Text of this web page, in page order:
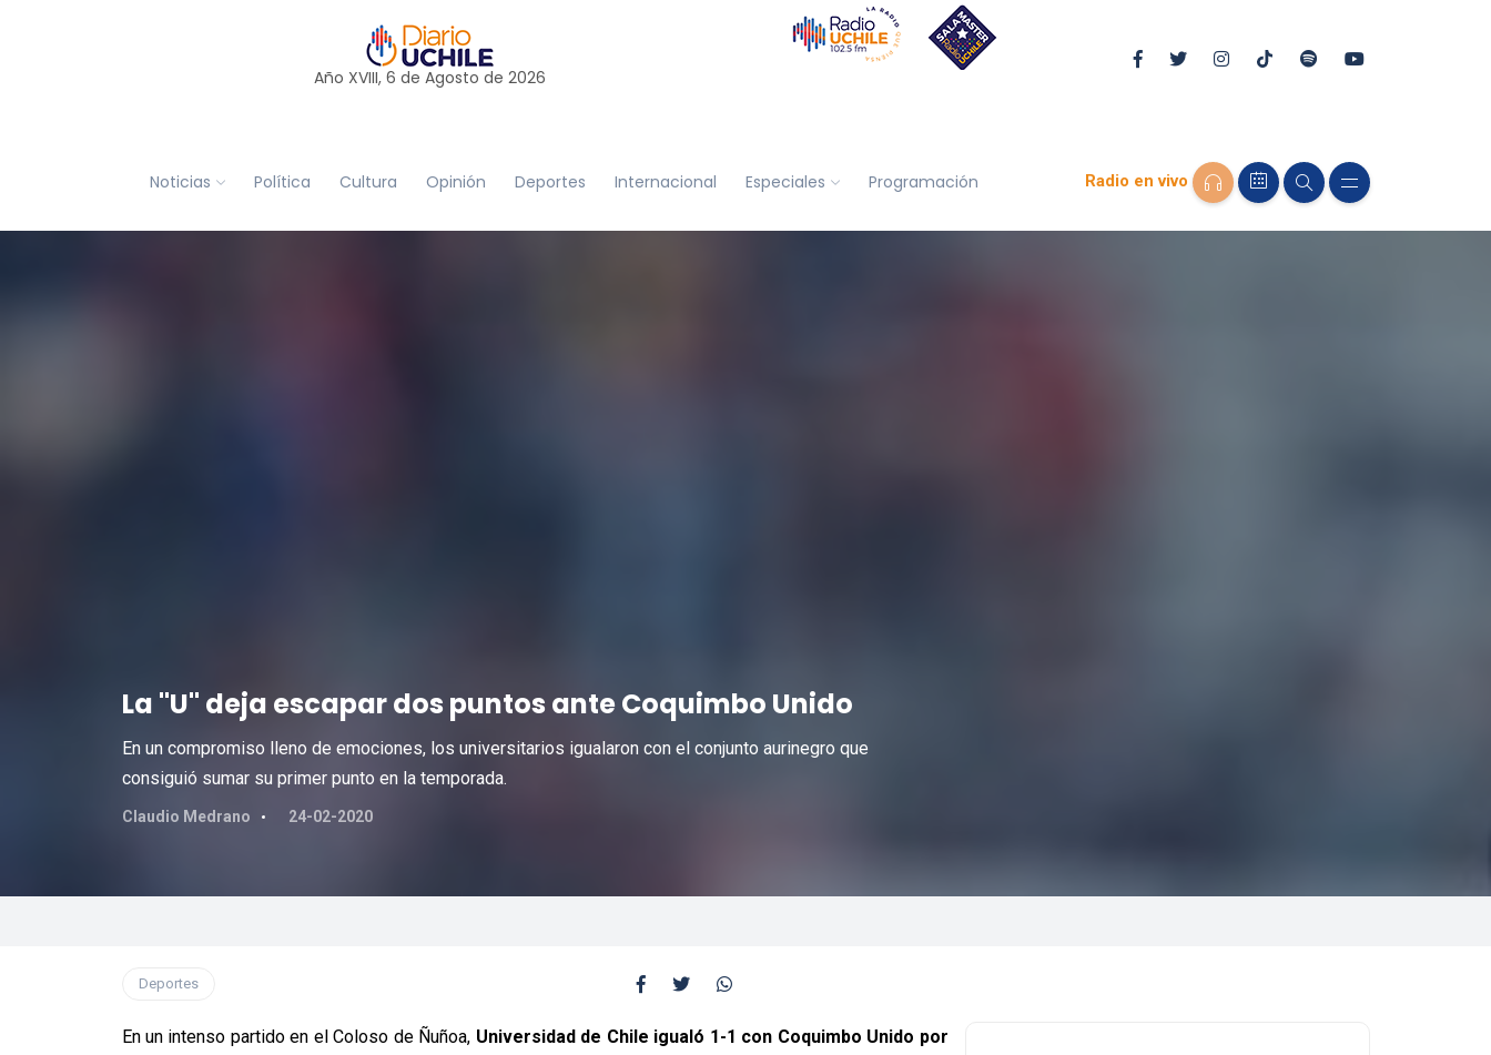
Año XVIII, 6 de Agosto de 2026
Noticias Política Cultura Opinión Deportes Internacional Especiales Programación Radio en vivo
La "U" deja escapar dos puntos ante Coquimbo Unido
En un compromiso lleno de emociones, los universitarios igualaron con el conjunto aurinegro que
consiguió sumar su primer punto en la temporada.
Claudio Medrano 24-02-2020
Deportes
En un intenso partido en el Coloso de Ñuñoa, Universidad de Chile igualó 1-1 con Coquimbo Unido por